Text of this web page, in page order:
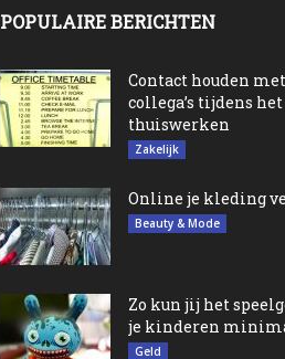
POPULAIRE BERICHTEN
Contact houden
collega’s tijdens het
thuiswerken
Zakelijk
Online je kleding
Beauty & Mode
Zo kun jij het
je kinderen
Geld